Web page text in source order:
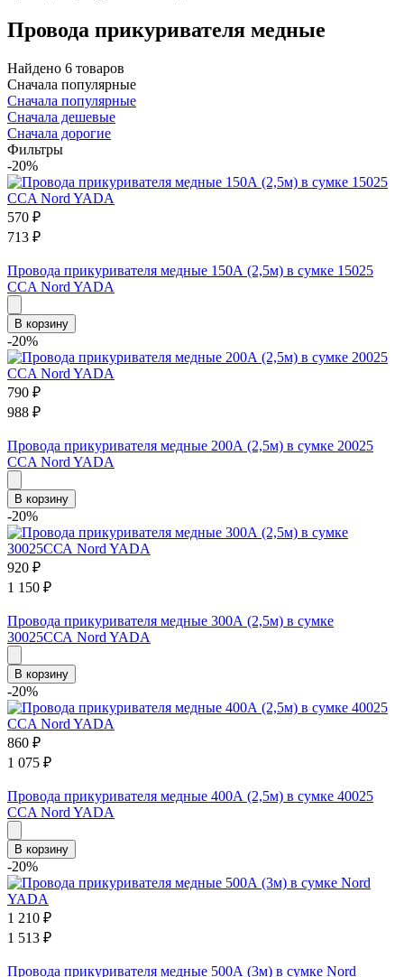
Провода прикуривателя медные
Найдено 6 товаров
Сначала популярные
Сначала популярные
Сначала дешевые
Сначала дорогие
Фильтры
-20%
570 ₽
713 ₽
Провода прикуривателя медные 150А (2,5м) в сумке 15025
CCA Nord YADA
В корзину
-20%
790 ₽
988 ₽
Провода прикуривателя медные 200А (2,5м) в сумке 20025
CCA Nord YADA
В корзину
-20%
920 ₽
1 150 ₽
Провода прикуривателя медные 300А (2,5м) в сумке
30025ССА Nord YADA
В корзину
-20%
860 ₽
1 075 ₽
Провода прикуривателя медные 400А (2,5м) в сумке 40025
CCA Nord YADA
В корзину
-20%
1 210 ₽
1 513 ₽
Провода прикуривателя медные 500А (3м) в сумке Nord